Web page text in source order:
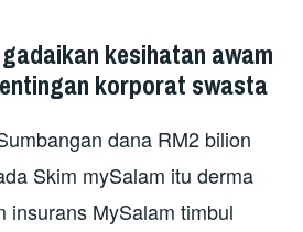
kesihatan awam
korporat swasta
dana RM2 bilion
Skim mySalam itu derma
insurans MySalam timbul